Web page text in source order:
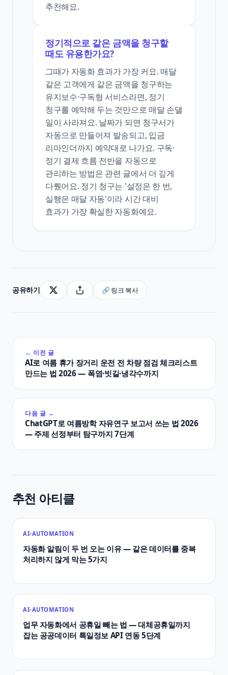
추천해요.
정기적으로 같은 금액을 청구할
때도 유용한가요?
그때가 자동화 효과가 가장 커요. 매달
같은 고객에게 같은 금액을 청구하는
유지보수·구독형 서비스라면, 정기
청구를 예약해 두는 것만으로 매달 손댈
일이 사라져요. 날짜가 되면 청구서가
자동으로 만들어져 발송되고, 입금
리마인더까지 예약대로 나가요. 구독·
정기 결제 흐름 전반을 자동으로
관리하는 방법은 관련 글에서 더 깊게
다뤘어요. 정기 청구는 '설정은 한 번,
실행은 매달 자동'이라 시간 대비
효과가 가장 확실한 자동화예요.
공유하기 🔗 링크 복사
← 이전 글
AI로 여름 휴가 장거리 운전 전 차량 점검 체크리스트
만드는 법 2026 — 폭염·빗길·냉각수까지
다음 글 →
ChatGPT로 여름방학 자유연구 보고서 쓰는 법 2026
— 주제 선정부터 탐구까지 7단계
추천 아티클
AI-AUTOMATION
자동화 알림이 두 번 오는 이유 — 같은 데이터를 중복
처리하지 않게 막는 5가지
AI-AUTOMATION
업무 자동화에서 공휴일 빼는 법 — 대체공휴일까지
잡는 공공데이터 특일정보 API 연동 5단계